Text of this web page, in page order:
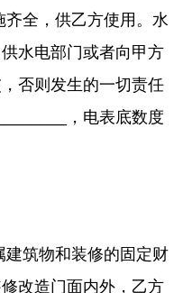
全，供乙方使用。水
水电部门或者向甲方
否则发生的一切责任
，电表底数度
筑物和装修的固定财
改造门面内外，乙方